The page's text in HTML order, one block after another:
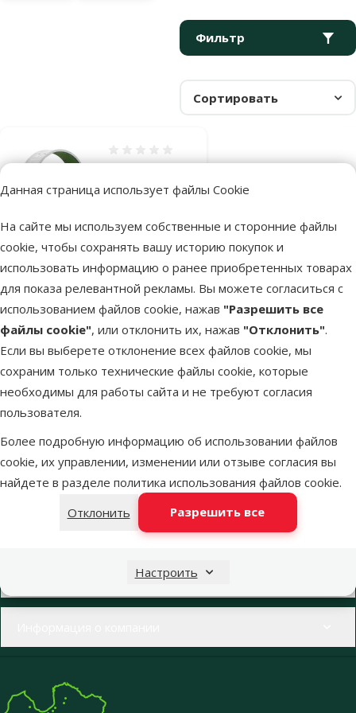
Данная страница использует файлы Cookie
На сайте мы используем собственные и сторонние файлы
cookie, чтобы сохранять вашу историю покупок и
использовать информацию о ранее приобретенных товарах
для показа релевантной рекламы. Вы можете согласиться с
использованием файлов cookie, нажав "Разрешить все
файлы cookie", или отклонить их, нажав "Отклонить".
Если вы выберете отклонение всех файлов cookie, мы
сохраним только технические файлы cookie, которые
необходимы для работы сайта и не требуют согласия
пользователя.
Более подробную информацию об использовании файлов
cookie, их управлении, изменении или отзыве согласия вы
найдете в разделе политика использования файлов cookie.
Отклонить
Разрешить все
Настроить
Фильтр
Сортировать
Продукты в категории Беговые колеса для кошек –
кошек –
Exercise Wheel
Цена
В наличии
Бесплатная
доставка
В корзину
Напиши нам
eveikals@dinozoo.lv
Звони – 26 100 502
Пн.–Пт. 9:00 – 17:00
Свяжись с нами Посети
один из наших магазинов